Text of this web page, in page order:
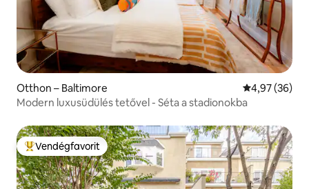
Otthon – Baltimore Átlagos
4,97 (36)
Modern luxusüdülés tetővel - Séta a stadionokba
Kiemelt vendégfavorit
Vendégfavorit